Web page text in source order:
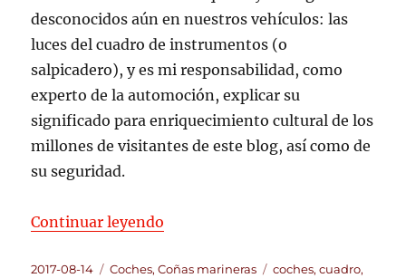
desconocidos aún en nuestros vehículos: las
luces del cuadro de instrumentos (o
salpicadero), y es mi responsabilidad, como
experto de la automoción, explicar su
significado para enriquecimiento cultural de los
millones de visitantes de este blog, así como de
su seguridad.
Continuar leyendo
Publicado
2017-08-14 Categorías
Coches,Coñas marineras Etiquetas
coches,cuadro,